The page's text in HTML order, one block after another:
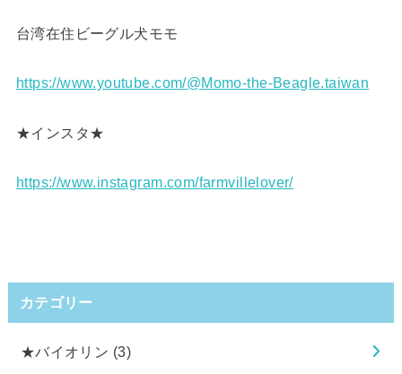
台湾在住ビーグル犬モモ
https://www.youtube.com/@Momo-the-Beagle.taiwan
★インスタ★
https://www.instagram.com/farmvillelover/
カテゴリー
★バイオリン (3)